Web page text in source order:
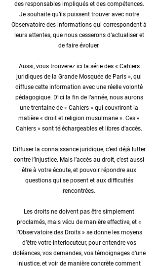
des responsables impliqués et des compétences.
Je souhaite qu’ils puissent trouver avec notre
Observatoire des informations qui correspondent à
leurs attentes, que nous cesserons d’actualiser et
de faire évoluer.
Aussi, vous trouverez ici la série des « Cahiers
juridiques de la Grande Mosquée de Paris », qui
diffuse cette information avec une réelle volonté
pédagogique. D’ici la fin de l’année, nous aurons
une trentaine de « Cahiers » qui couvriront la
matière « droit et religion musulmane ». Ces «
Cahiers » sont téléchargeables et libres d’accès.
Diffuser la connaissance juridique, c’est déjà lutter
contre l’injustice. Mais l’accès au droit, c’est aussi
être à votre écoute, et pouvoir répondre aux
questions qui se posent et aux difficultés
rencontrées.
Les droits ne doivent pas être simplement
proclamés, mais vécu de manière effective, et «
l’Observatoire des Droits » se donne les moyens
d’être votre interlocuteur, pour entendre vos
doléances, vos demandes, vos témoignages d’une
injustice, et voir de manière concrète comment